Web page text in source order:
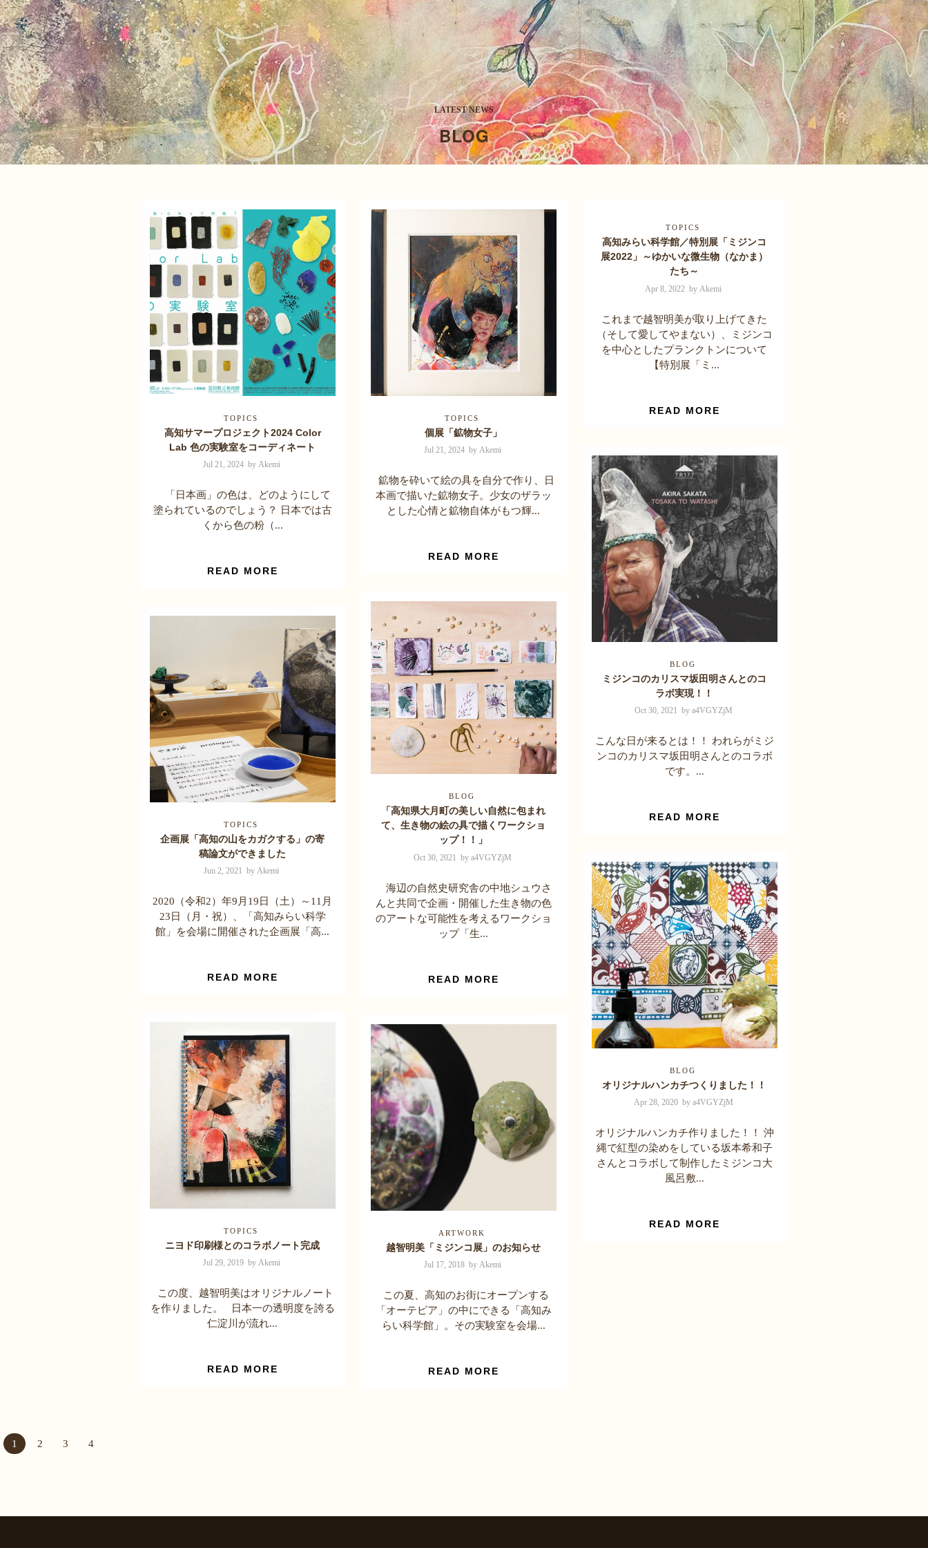
LATEST NEWS
BLOG
TOPICS
高知サマープロジェクト2024 Color
Lab 色の実験室をコーディネート
Jul 21, 2024 by Akemi
「日本画」の色は、どのようにして
塗られているのでしょう？ 日本では古
くから色の粉（...
READ MORE
TOPICS
個展「鉱物女子」
Jul 21, 2024 by Akemi
鉱物を砕いて絵の具を自分で作り、日
本画で描いた鉱物女子。少女のザラッ
とした心情と鉱物自体がもつ輝...
READ MORE
TOPICS
高知みらい科学館／特別展「ミジンコ
展2022」～ゆかいな微生物（なかま）
たち～
Apr 8, 2022 by Akemi
これまで越智明美が取り上げてきた
（そして愛してやまない）、ミジンコ
を中心としたプランクトンについて
【特別展「ミ...
READ MORE
BLOG
ミジンコのカリスマ坂田明さんとのコ
ラボ実現！！
Oct 30, 2021 by a4VGYZjM
こんな日が来るとは！！ われらがミジ
ンコのカリスマ坂田明さんとのコラボ
です。...
READ MORE
BLOG
「高知県大月町の美しい自然に包まれ
て、生き物の絵の具で描くワークショ
ップ！！」
Oct 30, 2021 by a4VGYZjM
海辺の自然史研究舎の中地シュウさ
んと共同で企画・開催した生き物の色
のアートな可能性を考えるワークショ
ップ「生...
READ MORE
TOPICS
企画展「高知の山をカガクする」の寄
稿論文ができました
Jun 2, 2021 by Akemi
2020（令和2）年9月19日（土）～11月
23日（月・祝）、「高知みらい科学
館」を会場に開催された企画展「高...
READ MORE
BLOG
オリジナルハンカチつくりました！！
Apr 28, 2020 by a4VGYZjM
オリジナルハンカチ作りました！！ 沖
縄で紅型の染めをしている坂本希和子
さんとコラボして制作したミジンコ大
風呂敷...
READ MORE
TOPICS
ニヨド印刷様とのコラボノート完成
Jul 29, 2019 by Akemi
この度、越智明美はオリジナルノート
を作りました。 日本一の透明度を誇る
仁淀川が流れ...
READ MORE
ARTWORK
越智明美「ミジンコ展」のお知らせ
Jul 17, 2018 by Akemi
この夏、高知のお街にオープンする
「オーテピア」の中にできる「高知み
らい科学館」。その実験室を会場...
READ MORE
1 2 3 4